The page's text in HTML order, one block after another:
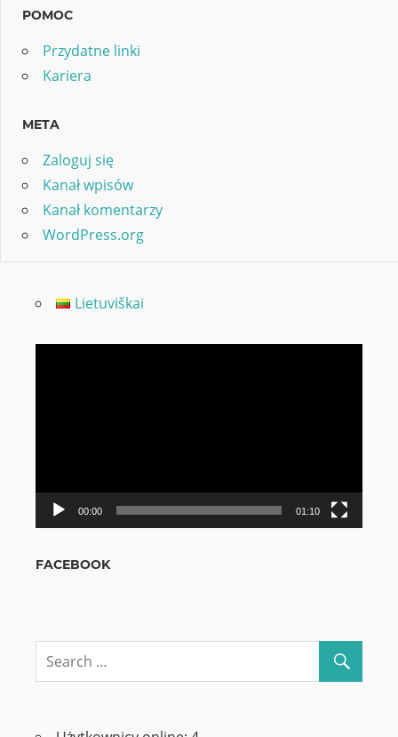
POMOC
Przydatne linki
Kariera
META
Zaloguj się
Kanał wpisów
Kanał komentarzy
WordPress.org
Lietuviškai
00:00 01:10
FACEBOOK